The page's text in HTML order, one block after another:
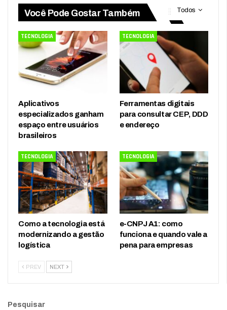
Todos
Você Pode Gostar Também
TECNOLOGIA
Aplicativos
especializados ganham
espaço entre usuários
brasileiros
TECNOLOGIA
Ferramentas digitais
para consultar CEP, DDD
e endereço
TECNOLOGIA
Como a tecnologia está
modernizando a gestão
logística
TECNOLOGIA
e-CNPJ A1: como
funciona e quando vale a
pena para empresas
PREV NEXT
Pesquisar